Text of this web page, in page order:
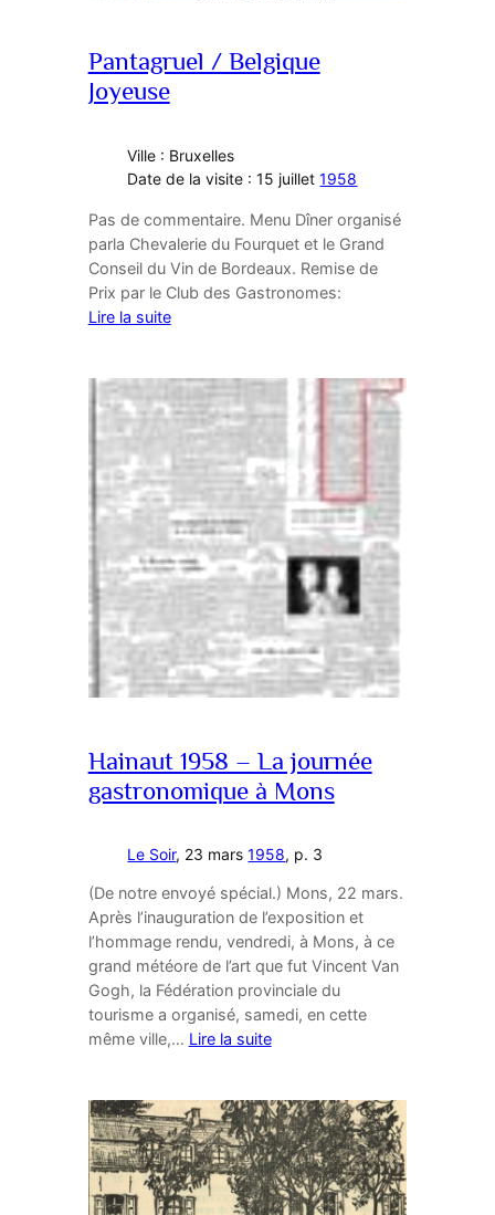
Pantagruel / Belgique
Joyeuse
Ville : Bruxelles
Date de la visite : 15 juillet1958
Pas de commentaire. Menu Dîner organisé
parla Chevalerie du Fourquet et le Grand
Conseil du Vin de Bordeaux. Remise de
Prix par le Club des Gastronomes:
Lire la suite
Hainaut 1958 – La journée
gastronomique à Mons
Le Soir, 23 mars1958, p. 3
(De notre envoyé spécial.) Mons, 22 mars.
Après l’inauguration de l’exposition et
l’hommage rendu, vendredi, à Mons, à ce
grand météore de l’art que fut Vincent Van
Gogh, la Fédération provinciale du
tourisme a organisé, samedi, en cette
même ville,… Lire la suite